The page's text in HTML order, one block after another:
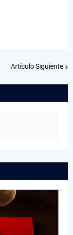
Artículo Siguiente